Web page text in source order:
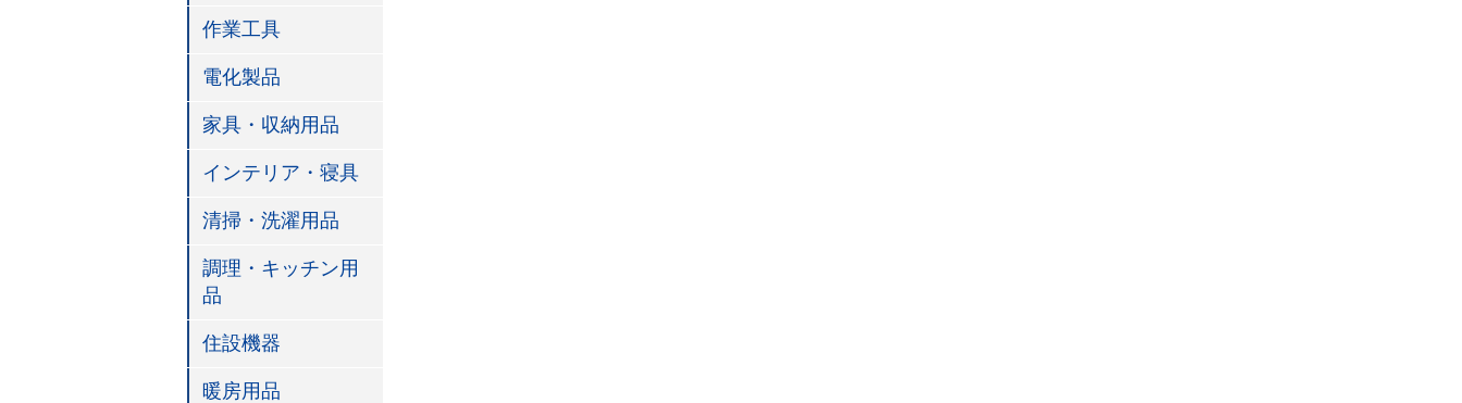
作業工具
電化製品
家具・収納用品
インテリア・寝具
清掃・洗濯用品
調理・キッチン用
品
住設機器
暖房用品